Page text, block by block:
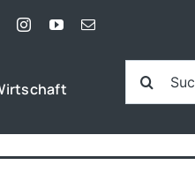
Suche
nach: